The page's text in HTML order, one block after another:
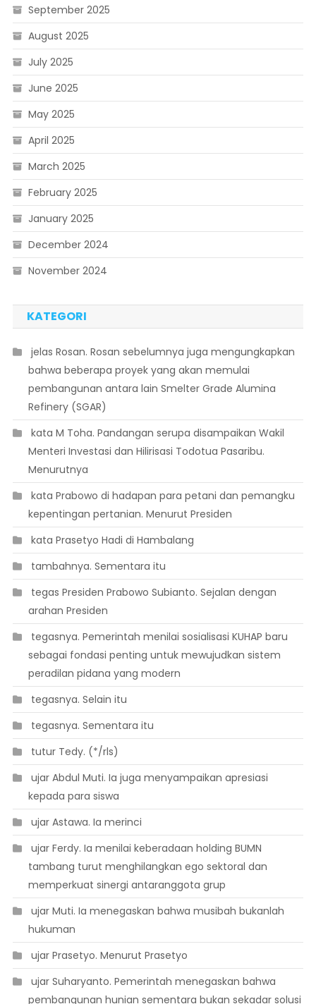
September 2025
August 2025
July 2025
June 2025
May 2025
April 2025
March 2025
February 2025
January 2025
December 2024
November 2024
KATEGORI
 jelas Rosan. Rosan sebelumnya juga mengungkapkan
bahwa beberapa proyek yang akan memulai
pembangunan antara lain Smelter Grade Alumina
Refinery (SGAR)
 kata M Toha. Pandangan serupa disampaikan Wakil
Menteri Investasi dan Hilirisasi Todotua Pasaribu.
Menurutnya
 kata Prabowo di hadapan para petani dan pemangku
kepentingan pertanian. Menurut Presiden
 kata Prasetyo Hadi di Hambalang
 tambahnya. Sementara itu
 tegas Presiden Prabowo Subianto. Sejalan dengan
arahan Presiden
 tegasnya. Pemerintah menilai sosialisasi KUHAP baru
sebagai fondasi penting untuk mewujudkan sistem
peradilan pidana yang modern
 tegasnya. Selain itu
 tegasnya. Sementara itu
 tutur Tedy. (*/rls)
 ujar Abdul Muti. Ia juga menyampaikan apresiasi
kepada para siswa
 ujar Astawa. Ia merinci
 ujar Ferdy. Ia menilai keberadaan holding BUMN
tambang turut menghilangkan ego sektoral dan
memperkuat sinergi antaranggota grup
 ujar Muti. Ia menegaskan bahwa musibah bukanlah
hukuman
 ujar Prasetyo. Menurut Prasetyo
 ujar Suharyanto. Pemerintah menegaskan bahwa
pembangunan hunian sementara bukan sekadar solusi